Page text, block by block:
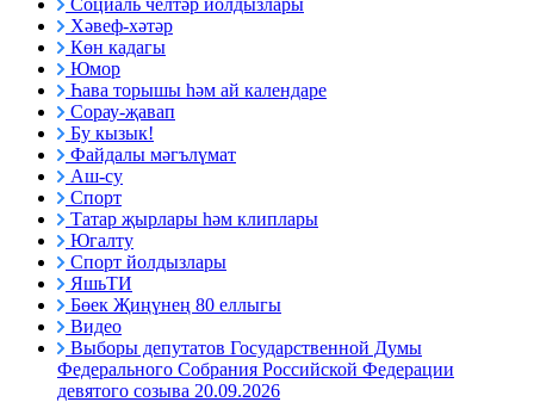
Социаль челтәр йолдызлары
Хәвеф-хәтәр
Көн кадагы
Юмор
Һава торышы һәм ай календаре
Сорау-җавап
Бу кызык!
Файдалы мәгълүмат
Аш-су
Спорт
Татар җырлары һәм клиплары
Югалту
Спорт йолдызлары
ЯшьТИ
Бөек Җиңүнең 80 еллыгы
Видео
Выборы депутатов Государственной Думы
Федерального Собрания Российской Федерации
девятого созыва 20.09.2026